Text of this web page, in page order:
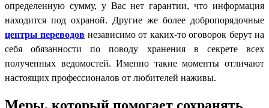
определенную сумму, у Вас нет гарантии, что информация
находится под охраной. Другие же более добропорядочные
центры переводов независимо от каких-то оговорок берут на
себя обязанности по поводу хранения в секрете всех
полученных ведомостей. Именно такие моменты отличают
настоящих профессионалов от любителей наживы.